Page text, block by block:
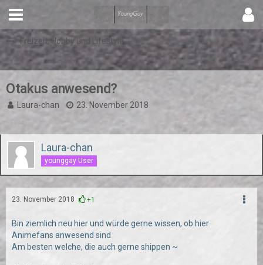
Freizeit, Hobby und Lifestyle
Otakus anwesend?
Laura-chan 23. November 2018
Laura-chan
younggay User
23. November 2018 +1
Bin ziemlich neu hier und würde gerne wissen, ob hier
Animefans anwesend sind
Am besten welche, die auch gerne shippen ~